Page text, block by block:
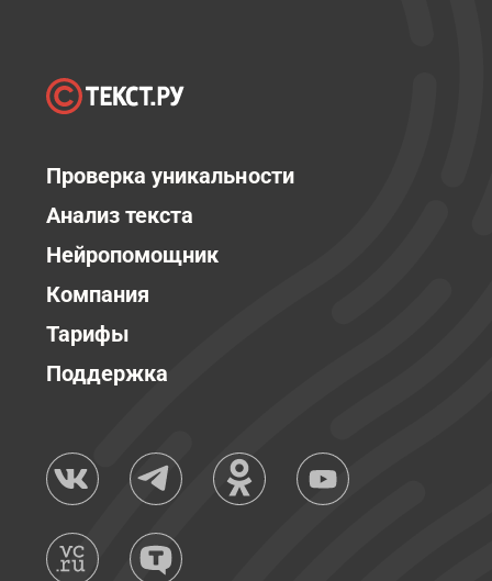
Проверка уникальности
Анализ текста
Нейропомощник
Компания
Тарифы
Поддержка